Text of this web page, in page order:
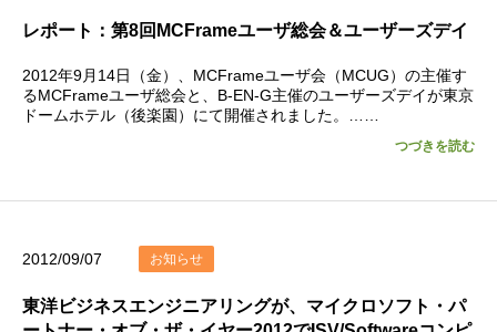
レポート：第8回MCFrameユーザ総会＆ユーザーズデイ
2012年9月14日（金）、MCFrameユーザ会（MCUG）の主催す
るMCFrameユーザ総会と、B-EN-G主催のユーザーズデイが東京
ドームホテル（後楽園）にて開催されました。……
つづきを読む
2012/09/07 お知らせ
東洋ビジネスエンジニアリングが、マイクロソフト・パ